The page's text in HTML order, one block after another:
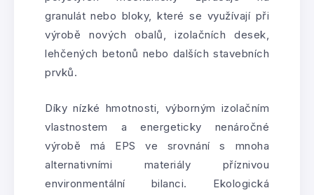
granulát nebo bloky, které se využívají při
výrobě nových obalů, izolačních desek,
lehčených betonů nebo dalších stavebních
prvků.
Díky nízké hmotnosti, výborným izolačním
vlastnostem a energeticky nenáročné
výrobě má EPS ve srovnání s mnoha
alternativními materiály příznivou
environmentální bilanci. Ekologická